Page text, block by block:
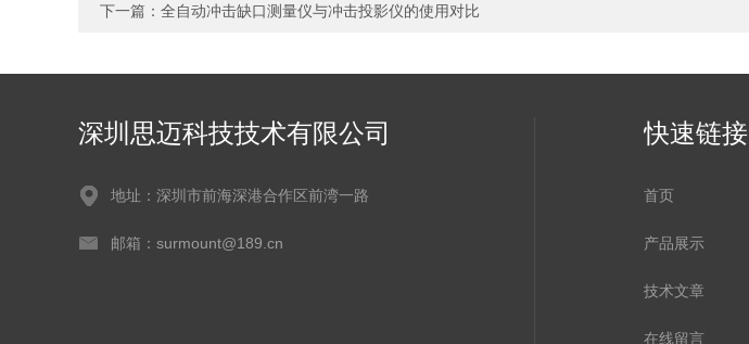
下一篇： 全自动冲击缺口测量仪与冲击投影仪的使用对比
深圳思迈科技技术有限公司
地址：深圳市前海深港合作区前湾一路
邮箱：surmount@189.cn
快速链接
首页
产品展示
技术文章
在线留言